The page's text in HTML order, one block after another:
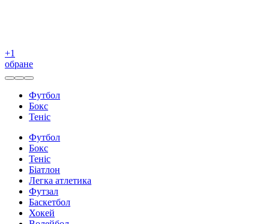
+1
обране
Футбол
Бокс
Теніс
Футбол
Бокс
Теніс
Біатлон
Легка атлетика
Футзал
Баскетбол
Хокей